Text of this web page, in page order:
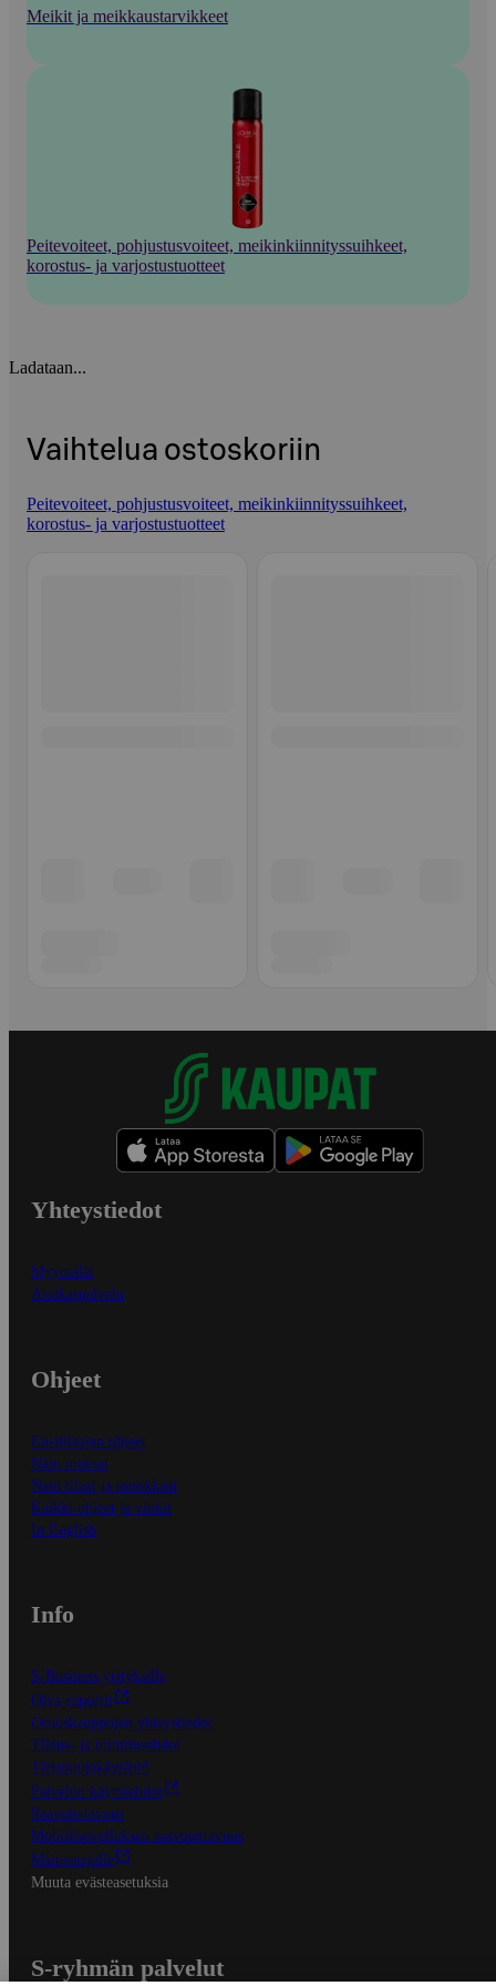
Meikit ja meikkaustarvikkeet
Peitevoiteet, pohjustusvoiteet, meikinkiinnityssuihkeet,
korostus- ja varjostustuotteet
Ladataan...
Vaihtelua ostoskoriin
Peitevoiteet, pohjustusvoiteet, meikinkiinnityssuihkeet,
korostus- ja varjostustuotteet
Yhteystiedot
Myymälät
Asiakaspalvelu
Ohjeet
Ensitilaajan ohjeet
Näin maksat
Näin tilaat ja muokkaat
Kaikki ohjeet ja vinkit
In English
Info
S-Business yrityksille
Oiva-raportit
Osuuskauppojen yhteystiedot
Tilaus- ja toimitusehdot
Tietosuojakäytäntö
Palvelun käyttöehdot
Saavutettavuus
Mobiilisovelluksen saavutettavuus
Mainostajalle
Muuta evästeasetuksia
S-ryhmän palvelut